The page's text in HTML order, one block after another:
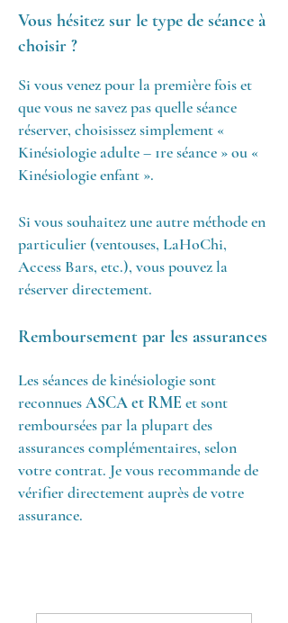
Vous hésitez sur le type de séance à
choisir ?
Si vous venez pour la première fois et
que vous ne savez pas quelle séance
réserver, choisissez simplement «
Kinésiologie adulte – 1re séance » ou «
Kinésiologie enfant ».
Si vous souhaitez une autre méthode en
particulier (ventouses, LaHoChi,
Access Bars, etc.), vous pouvez la
réserver directement.
Remboursement par les assurances
Les séances de kinésiologie sont
reconnuesASCA et RME et sont
remboursées par la plupart des
assurances complémentaires, selon
votre contrat. Je vous recommande de
vérifier directement auprès de votre
assurance.